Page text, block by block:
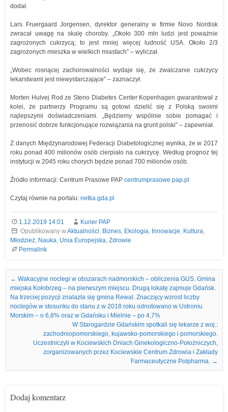
dodał.
Lars Fruergaard Jorgensen, dyrektor generalny w firmie Novo Nordisk
zwracał uwagę na skalę choroby. „Około 300 mln ludzi jest poważnie
zagrożonych cukrzycą; to jest mniej więcej ludność USA. Około 2/3
zagrożonych mieszka w wielkich miastach” – wyliczał.
„Wobec rosnącej zachorowalności wydaje się, że zwalczanie cukrzycy
lekarstwami jest niewystarczające” – zaznaczył.
Morten Hulvej Rod ze Steno Diabetes Center Kopenhagen gwarantował z
kolei, że partnerzy Programu są gotowi dzielić się z Polską swoimi
najlepszymi doświadczeniami. „Będziemy wspólnie sobie pomagać i
przenosić dobrze funkcjonujące rozwiązania na grunt polski” – zapewniał.
Z danych Międzynarodowej Federacji Diabetologicznej wynika, że w 2017
roku ponad 400 milionów osób cierpiało na cukrzycę. Według prognoz tej
instytucji w 2045 roku chorych będzie ponad 700 milionów osób.
Źródło informacji: Centrum Prasowe PAP centrumprasowe.pap.pl
Czytaj równie na portalu: netka.gda.pl
1.12.2019 14:01
Kurier PAP
Opublikowany wAktualności Biznes, Ekologia Innowacje Kultura
Młodzież Nauka Unia Europejska Zdrowie
Permalink
Nawigacja we wpisach
← Wakacyjne noclegi w obszarach nadmorskich – obliczenia GUS. Gmina
miejska Kołobrzeg – na pierwszym miejscu. Drugą lokatę zajmuje Gdańsk.
Na trzeciej pozycji znalazła się gmina Rewal. Znaczący wzrost liczby
noclegów w stosunku do stanu z w 2018 roku odnotowano w Ustroniu
Morskim – o 6,8% oraz w Gdańsku i Mielnie – po 4,7%
W Starogardzie Gdańskim spotkali się lekarze z woj.:
zachodniopomorskiego, kujawsko-pomorskiego i pomorskiego.
Uczestniczyli w Kociewskich Dniach Ginekologiczno-Położniczych,
zorganizowanych przez Kociewskie Centrum Zdrowia i Zakłady
Farmaceutyczne Polpharma.
→
Dodaj komentarz